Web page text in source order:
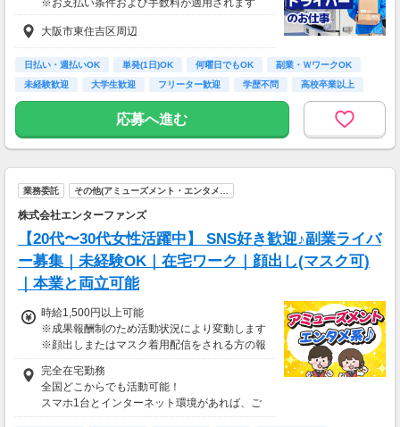
※お支払い条件および手数料が適用されます
大阪市東住吉区周辺
日払い・週払いOK 単発(1日)OK 何曜日でもOK
副業・ＷワークOK
未経験歓迎
大学生歓迎 フリーター歓迎 学歴不問 高校卒業以上
応募へ進む
業務委託 その他(アミューズメント・エンタメ…
株式会社エンターファンズ
【20代〜30代女性活躍中】 SNS好き歓迎♪副業ライバ
ー募集｜未経験OK｜在宅ワーク｜顔出し(マスク可)
｜本業と両立可能
時給1,500円以上可能
※成果報酬制のため活動状況により変動します
※顔出しまたはマスク着用配信をされる方の報
酬基準となります
【収入例】
■事務職Aさん（週3日・月50時間程度）
月収8万円～15万円
完全在宅勤務
全国どこからでも活動可能！
スマホ1台とインターネット環境があれば、ご
自宅からスタートできます。